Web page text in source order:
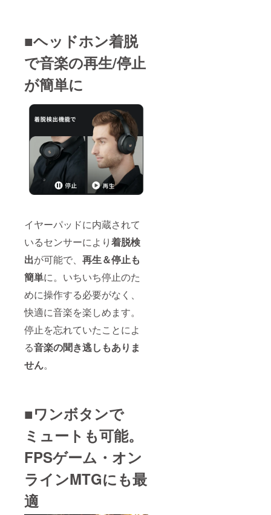
■ヘッドホン着脱
で音楽の再生/停止
が簡単に
イヤーパッドに内蔵されて
いるセンサーにより着脱検
出が可能で、 再生＆停止も
簡単に。いちいち停止のた
めに操作する必要がなく、
快適に音楽を楽しめます。
停止を忘れていたことによ
る音楽の聞き逃しもありま
せん。
■ワンボタンで
ミュートも可能。
FPSゲーム・オン
ラインMTGにも最
適